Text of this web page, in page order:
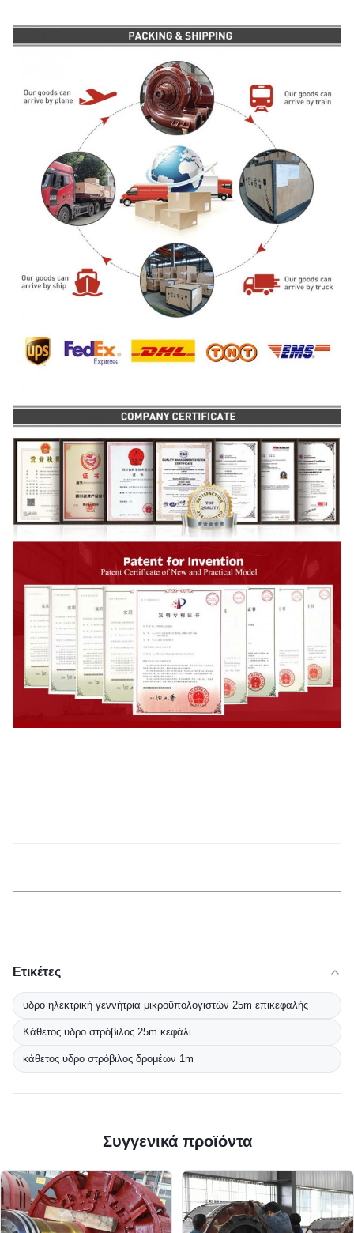
Ετικέτες
υδρο ηλεκτρική γεννήτρια μικροϋπολογιστών 25m επικεφαλής
Κάθετος υδρο στρόβιλος 25m κεφάλι
κάθετος υδρο στρόβιλος δρομέων 1m
Συγγενικά προϊόντα